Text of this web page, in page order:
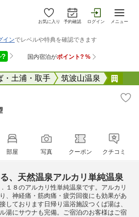
お気に入り 予約確認 ログイン メニュー
・土浦・取手 筑波山温泉
部屋 写真 クーポン クチコミ
、天然温泉アルカリ単純温泉
１８のアルカリ性単純温泉です。アルカリ
、神経痛・筋肉痛・疲労回復にも効果があ
ております日帰り温浴施設つくば湯は、
湯にサウナも完備。ご宿泊のお客様はご宿